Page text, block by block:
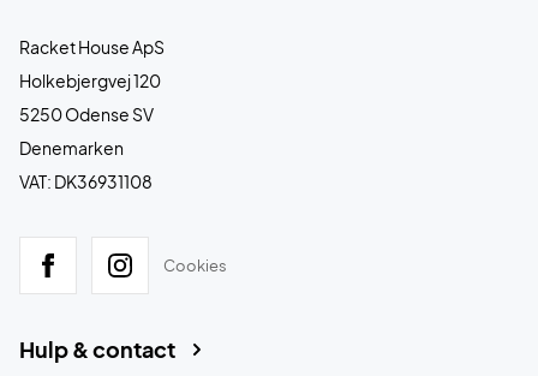
Racket House ApS
Holkebjergvej 120
5250 Odense SV
Denemarken
VAT: DK36931108
Cookies
Hulp & contact